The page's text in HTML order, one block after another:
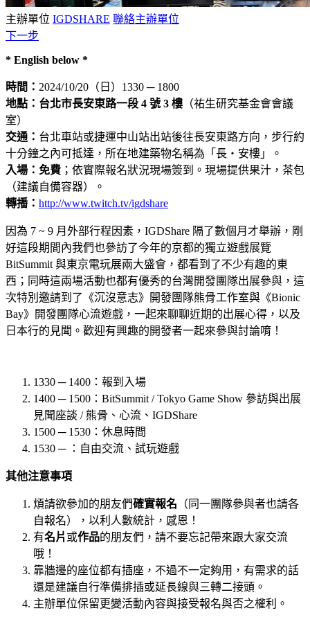
主辦單位 IGDSHARE 聯絡主辦單位
下一步
* English below *
時間： 2024/10/20（日）1330 ─ 1800
地點： 台北市長安東路一段 4 號 3 樓 （祐生研究基金會會議
室）
交通： 台北車站或捷運中山站出站後往長安東路方向，步行約
十分鐘之內可抵達，所在地建築物名稱為「長‧安樓」。
入場：免費 ；依實際報名狀況現場簽到。現場提供果汁，茶包
（建議自備容器）。
轉播： http://www.twitch.tv/igdshare
因為 7 ~ 9 月外部行程因素，IGDShare 隔了數個月才舉辦，剛
好這段期間內我們也參訪了今年的京都的獨立遊戲展覽
BitSummit 與東京電玩展兩大盛會，都看到了不少有趣的東
西；同時這兩場活動也都有優秀的台灣開發團隊出展參與，這
次特別邀請到了《沉沒意志》開發團隊熊骨工作室與《Bionic
Bay》開發團隊心流遊戲，一起來聊聊近期的出展心得，以及
日本行的見聞。歡迎有興趣的開發者一起來參與討論唷！
1330 ─ 1400：報到入場
1400 ─ 1500：BitSummit / Tokyo Game Show 參訪與出展
見聞座談 / 熊骨、心流、IGDShare
1500 ─ 1530：休息時間
1530 ─ ：自由交流、試玩遊戲
其他注意事項
煩請欲參加的朋友們確實報名 （同一團隊參與者也請各
自報名），以利人數統計，感恩！
有名片 或作品的朋友們，請不要忘記帶來跟大家交流
哦！
靠牆邊的座位都有插座，不過不一定夠用，有需求的話
還是建議自行準備排插或延長線與三轉二接頭。
主辦單位保留更變活動內容與接受報名與否之權利。